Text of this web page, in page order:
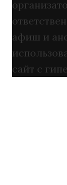
афиш и
сайт с